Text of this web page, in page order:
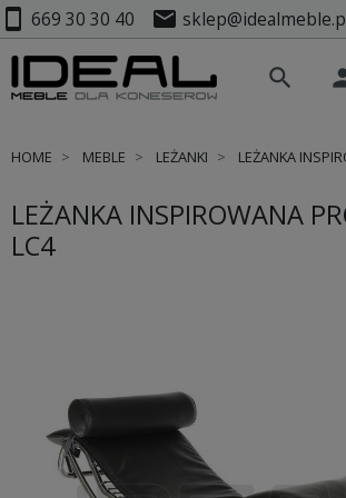
smartphone 669 30 30 40 mail
search
HOME MEBLE LEŻANKI LEŻANKA
LEŻANKA INSPIROWANA
LC4